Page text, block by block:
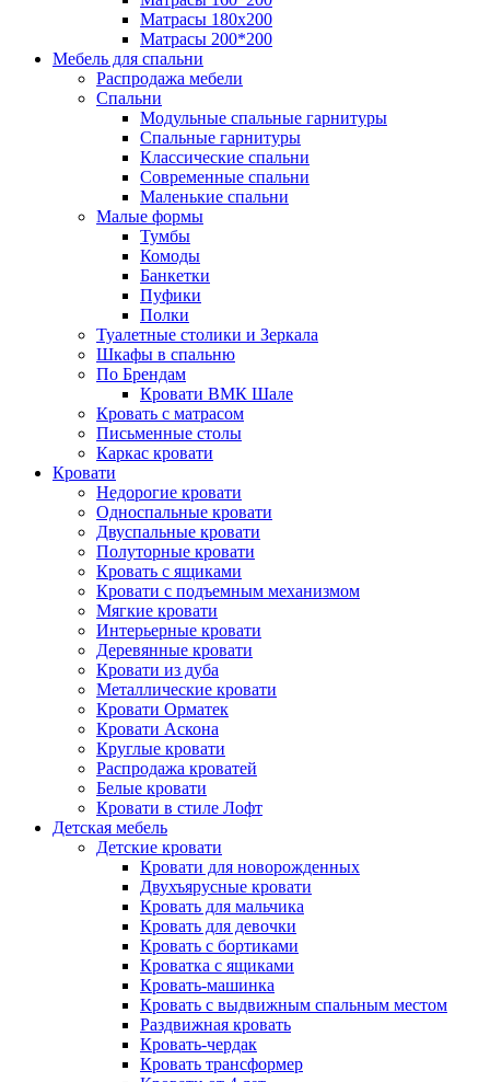
Матрасы 180x200
Матрасы 200*200
Мебель для спальни
Распродажа мебели
Спальни
Модульные спальные гарнитуры
Спальные гарнитуры
Классические спальни
Современные спальни
Маленькие спальни
Малые формы
Тумбы
Комоды
Банкетки
Пуфики
Полки
Туалетные столики и Зеркала
Шкафы в спальню
По Брендам
Кровати ВМК Шале
Кровать с матрасом
Письменные столы
Каркас кровати
Кровати
Недорогие кровати
Односпальные кровати
Двуспальные кровати
Полуторные кровати
Кровать с ящиками
Кровати с подъемным механизмом
Мягкие кровати
Интерьерные кровати
Деревянные кровати
Кровати из дуба
Металлические кровати
Кровати Орматек
Кровати Аскона
Круглые кровати
Распродажа кроватей
Белые кровати
Кровати в стиле Лофт
Детская мебель
Детские кровати
Кровати для новорожденных
Двухъярусные кровати
Кровать для мальчика
Кровать для девочки
Кровать с бортиками
Кроватка с ящиками
Кровать-машинка
Кровать с выдвижным спальным местом
Раздвижная кровать
Кровать-чердак
Кровать трансформер